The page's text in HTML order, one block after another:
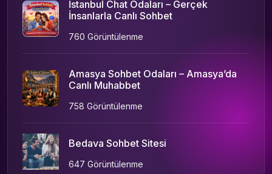
İstanbul Chat Odaları – Gerçek
İnsanlarla Canlı Sohbet
760 Görüntülenme
Amasya Sohbet Odaları – Amasya’da
Canlı Muhabbet
758 Görüntülenme
Bedava Sohbet Sitesi
647 Görüntülenme